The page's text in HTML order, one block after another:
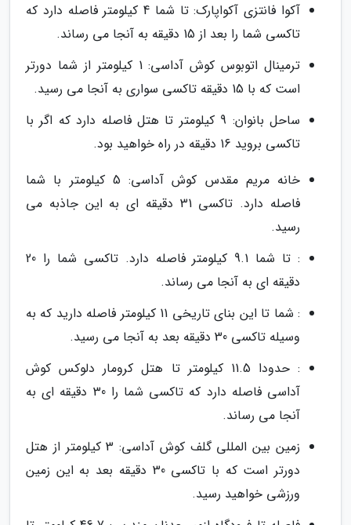
آکوا فانتزی آکواپارک: تا شما 4 کیلومتر فاصله دارد که
تاکسی شما را بعد از 15 دقیقه به آنجا می رساند.
ترمینال اتوبوس کوش آداسی: 1 کیلومتر از شما دورتر
است که با 15 دقیقه تاکسی سواری به آنجا می رسید.
ساحل بانوان: 9 کیلومتر تا هتل فاصله دارد که اگر با
تاکسی بروید 16 دقیقه در راه خواهید بود.
خانه مریم مقدس کوش آداسی: 5 کیلومتر با شما
فاصله دارد. تاکسی 31 دقیقه ای به این جاذبه می
رسید.
: تا شما 9.1 کیلومتر فاصله دارد. تاکسی شما را 20
دقیقه ای به آنجا می رساند.
: شما تا این بنای تاریخی 11 کیلومتر فاصله دارید که به
وسیله تاکسی 30 دقیقه بعد به آنجا می رسید.
: حدودا 11.5 کیلومتر تا هتل کرومار دلوکس کوش
آداسی فاصله دارد که تاکسی شما را 30 دقیقه ای به
آنجا می رساند.
زمین بین المللی گلف کوش آداسی: 3 کیلومتر از هتل
دورتر است که با تاکسی 30 دقیقه بعد به این زمین
ورزشی خواهید رسید.